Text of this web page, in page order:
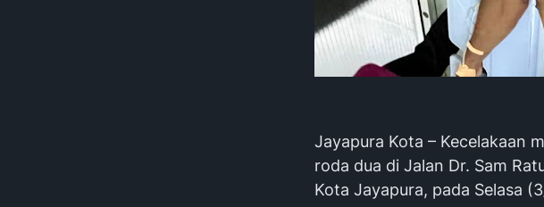
Jayapura Kota – Kecelakaan
roda dua di Jalan Dr. Sam
Kota Jayapura, pada Selasa